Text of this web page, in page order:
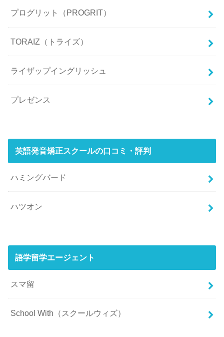
プログリット（PROGRIT）
TORAIZ（トライズ）
ライザップイングリッシュ
プレゼンス
英語発音矯正スクールの口コミ・評判
ハミングバード
ハツオン
語学留学エージェント
スマ留
School With（スクールウィズ）